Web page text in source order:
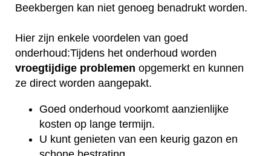
Beekbergen kan niet genoeg benadrukt worden.
Hier zijn enkele voordelen van goed
onderhoud:Tijdens het onderhoud worden
vroegtijdige problemen opgemerkt en kunnen
ze direct worden aangepakt.
Goed onderhoud voorkomt aanzienlijke
kosten op lange termijn.
U kunt genieten van een keurig gazon en